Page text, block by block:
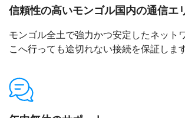
信頼性の高いモンゴル国内の通信エ
モンゴル全土で強力かつ安定したネット
こへ行っても途切れない接続を保証します